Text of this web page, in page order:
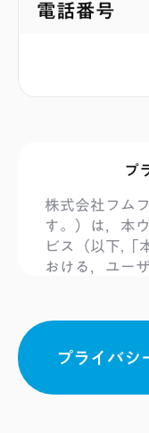
電話番号
プ
株式会社フム
す。）は，本
ビス（以下,「
おける，ユー
個人情報 「個